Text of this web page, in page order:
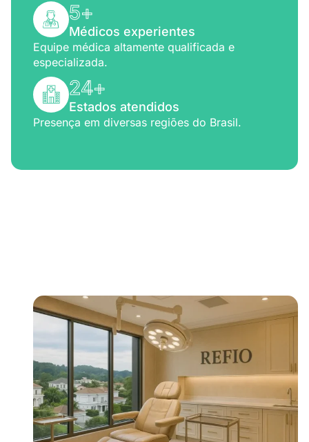
5+
Médicos experientes
Equipe médica altamente qualificada e
especializada.
24+
Estados atendidos
Presença em diversas regiões do Brasil.